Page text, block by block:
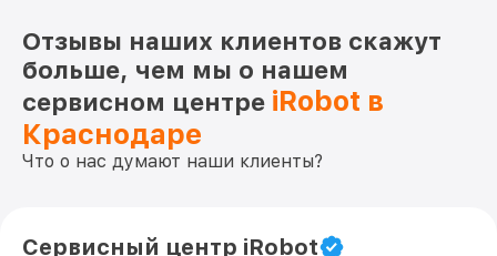
Отзывы наших клиентов скажут
больше, чем мы о нашем
сервисном центре iRobot в
Краснодаре
Что о нас думают наши клиенты?
Сервисный центр iRobot